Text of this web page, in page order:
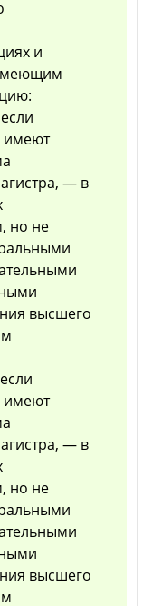
и
имеют
— в
но не
высшего
имеют
— в
но не
высшего